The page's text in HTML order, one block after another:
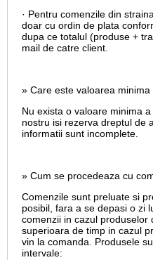
· Pentru comenzile din
doar cu ordin de plata
dupa ce totalul (produse +
mail de catre client.
» Care este valoarea
Nu exista o valoare minima
nostru isi rezerva dreptul de
informatii sunt incomplete.
» Cum se procedeaza cu
Comenzile sunt preluate si
posibil, fara a se depasi o zi
comenzii in cazul produselor
superioara de timp in cazul
vin la comanda. Produsele
intervale: